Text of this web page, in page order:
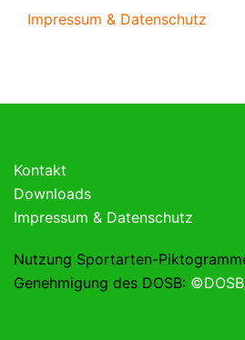
Impressum & Datenschutz
Kontakt
Downloads
Impressum & Datenschutz
Nutzung Sportarten-
Genehmigung des DOSB: